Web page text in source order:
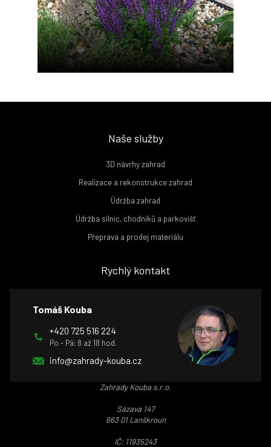
Naše služby
3D návrhy zahrad
Realizace a rekonstrukce zahrad
Údržba zahrad
Údržba silnic, chodníků a parkovišť
Přeprava a prodej materiálu
Rychlý kontakt
Tomáš Kouba
+420 725 516 224
Po - Pá: 8 až 18 hod.
info@zahrady-kouba.cz
Zahrady Kouba s.r.o.
Sázava 147
663 01 Lanškroun
IČ: 11935243